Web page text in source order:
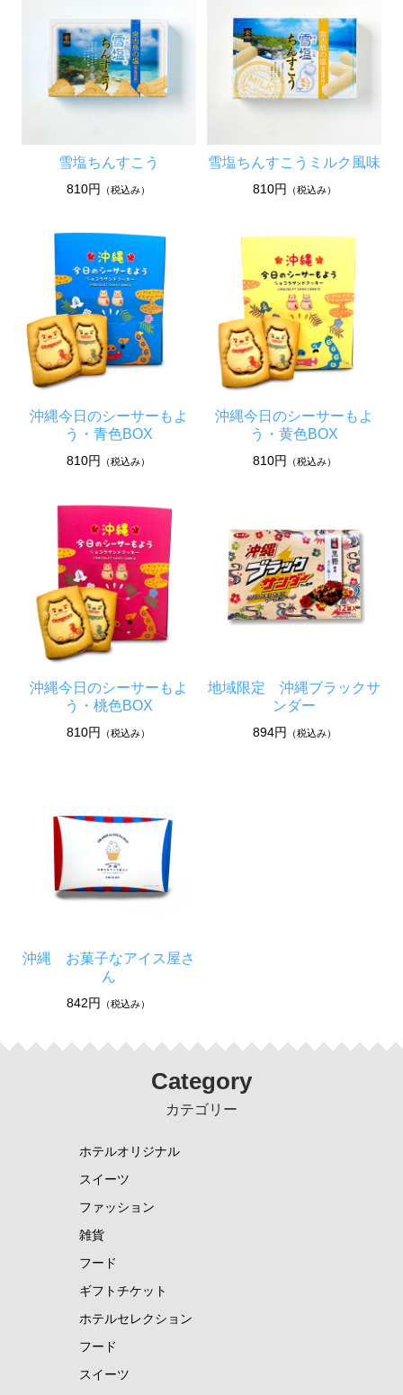
雪塩ちんすこう
810円 （税込み）
雪塩ちんすこうミルク風味
810円 （税込み）
沖縄今日のシーサーもよ
う・青色BOX
810円 （税込み）
沖縄今日のシーサーもよ
う・黄色BOX
810円 （税込み）
沖縄今日のシーサーもよ
う・桃色BOX
810円 （税込み）
地域限定 沖縄ブラックサ
ンダー
894円 （税込み）
沖縄 お菓子なアイス屋さ
ん
842円 （税込み）
Category
カテゴリー
ホテルオリジナル
スイーツ
ファッション
雑貨
フード
ギフトチケット
ホテルセレクション
フード
スイーツ